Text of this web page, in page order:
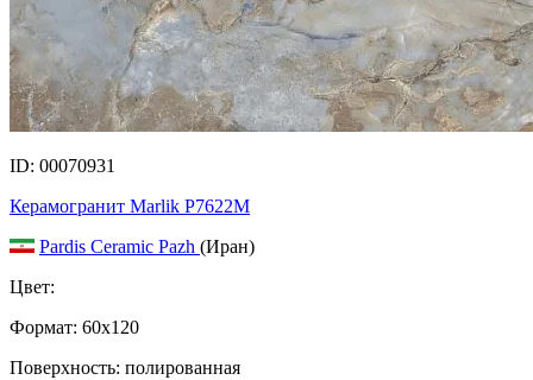
ID: 00070931
Керамогранит Marlik P7622M
Pardis Ceramic Pazh (Иран)
Цвет:
Формат: 60x120
Поверхность: полированная